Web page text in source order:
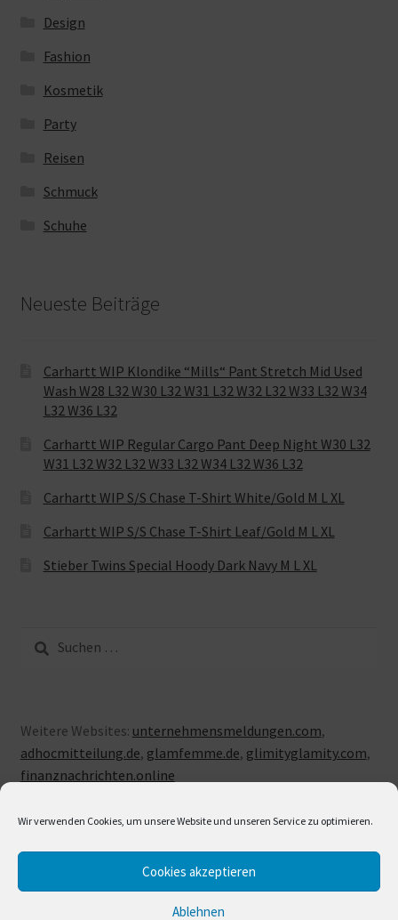
Wir verwenden Cookies, um unsere Website und unseren Service zu optimieren.
Cookies akzeptieren
Ablehnen
Design
Fashion
Kosmetik
Party
Reisen
Schmuck
Schuhe
Neueste Beiträge
Carhartt WIP Klondike “Mills“ Pant Stretch Mid Used
Wash W28 L32 W30 L32 W31 L32 W32 L32 W33 L32 W34
L32 W36 L32
Carhartt WIP Regular Cargo Pant Deep Night W30 L32
W31 L32 W32 L32 W33 L32 W34 L32 W36 L32
Carhartt WIP S/S Chase T-Shirt White/Gold M L XL
Carhartt WIP S/S Chase T-Shirt Leaf/Gold M L XL
Stieber Twins Special Hoody Dark Navy M L XL
Suche
nach:
Weitere Websites: unternehmensmeldungen.com,
adhocmitteilung.de, glamfemme.de, glimityglamity.com,
finanznachrichten.online
© LUXUSLOVE 2026
Erstellt mit Storefront & WooCommerce